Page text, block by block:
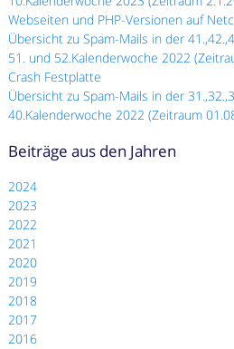
Webseiten und PHP-Versionen auf
Übersicht zu Spam-Mails in der
51. und 52.Kalenderwoche 2022
Crash Festplatte
Übersicht zu Spam-Mails in der
40.Kalenderwoche 2022 (Zeitraum
Beiträge aus den Jahren
2024
2023
2022
2021
2020
2019
2018
2017
2016